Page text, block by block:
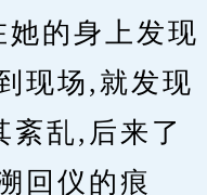
的身上发现
现场,就发现
紊乱,后来了
回仪的痕